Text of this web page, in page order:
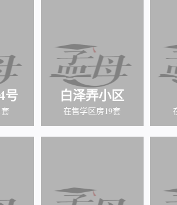
号 白泽弄小区
在售学区房19套